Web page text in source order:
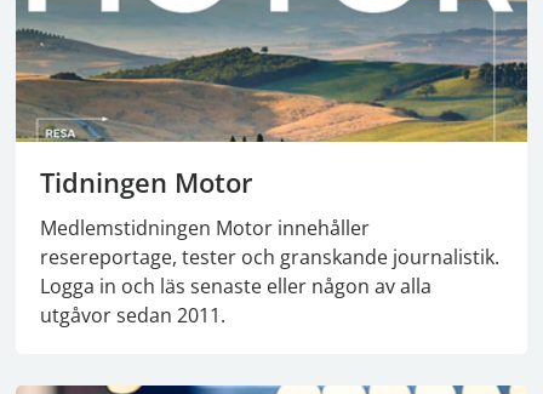
Tidningen Motor
Medlemstidningen Motor innehåller
resereportage, tester och granskande journalistik.
Logga in och läs senaste eller någon av alla
utgåvor sedan 2011.